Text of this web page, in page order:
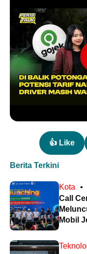
👍 Like
Berita Terkini
Kota •
Call
Mobil